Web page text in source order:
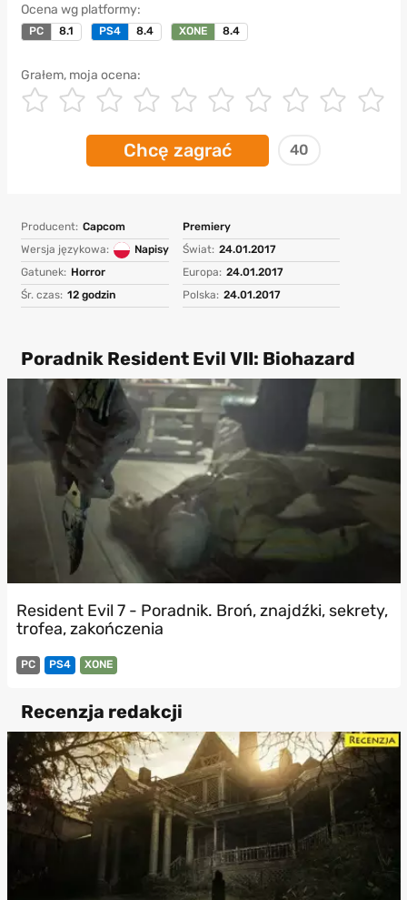
Ocena wg platformy:
PC 8.1 PS4 8.4 XONE 8.4
Grałem, moja ocena:
Chcę zagrać 40
Producent: Capcom
Wersja językowa:
Napisy
Gatunek: Horror
Śr. czas: 12 godzin
Premiery
Świat: 24.01.2017
Europa: 24.01.2017
Polska: 24.01.2017
Poradnik Resident Evil VII: Biohazard
Resident Evil 7 - Poradnik. Broń, znajdźki, sekrety,
trofea, zakończenia
PC PS4 XONE
Recenzja redakcji